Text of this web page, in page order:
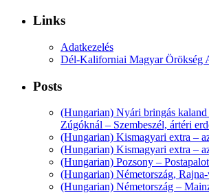
Links
Adatkezelés
Dél-Kaliforniai Magyar Örökség
Posts
(Hungarian) Nyári bringás kaland
Zúgóknál – Szembeszél, ártéri
(Hungarian) Kismagyari extra –
(Hungarian) Kismagyari extra –
(Hungarian) Pozsony –
(Hungarian) Németország,
(Hungarian) Németország –